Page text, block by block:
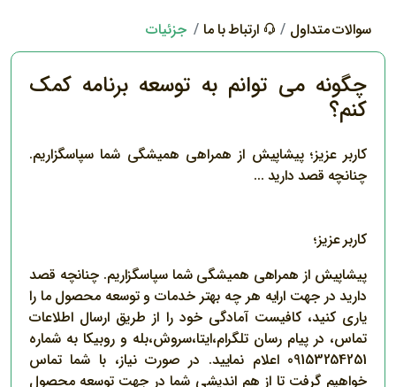
سوالات متداول ارتباط با ما جزئیات
چگونه می توانم به توسعه برنامه کمک
کنم؟
کاربر عزیز؛ پیشاپیش از همراهی همیشگی شما سپاسگزاریم.
چنانچه قصد دارید ...
کاربر عزیز؛
پیشاپیش از همراهی همیشگی شما سپاسگزاریم. چنانچه قصد
دارید در جهت ارایه هر چه بهتر خدمات و توسعه محصول ما را
یاری کنید، کافیست آمادگی خود را از طریق ارسال اطلاعات
تماس، در پیام رسان تلگرام،ایتا،سروش،بله و روبیکا به شماره
09153254251 اعلام نمایید. در صورت نیاز، با شما تماس
خواهیم گرفت تا از هم اندیشی شما در جهت توسعه محصول